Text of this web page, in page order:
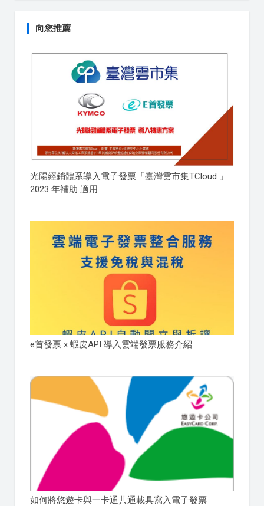
向您推薦
光陽經銷體系導入電子發票「臺灣雲市集TCloud 」
2023 年補助 適用
e首發票 x 蝦皮API 導入雲端發票服務介紹
如何將悠遊卡與一卡通共通載具寫入電子發票